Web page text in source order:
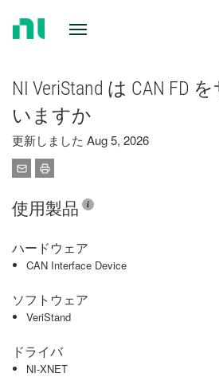
NI VeriStand は CAN FD
いますか
更新しました Aug 5, 2026
使用製品
ハードウェア
CAN Interface Device
ソフトウェア
VeriStand
ドライバ
NI-XNET